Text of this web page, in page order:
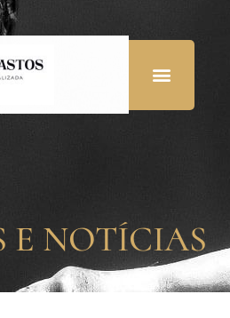
E NOTÍCIAS